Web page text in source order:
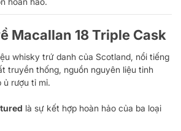
Macallan 18 Triple Cask
whisky trứ danh của Scotland, nổi tiếng
truyền thống, nguồn nguyên liệu tinh
ủ rượu tỉ mỉ.
là sự kết hợp hoàn hảo của ba loại